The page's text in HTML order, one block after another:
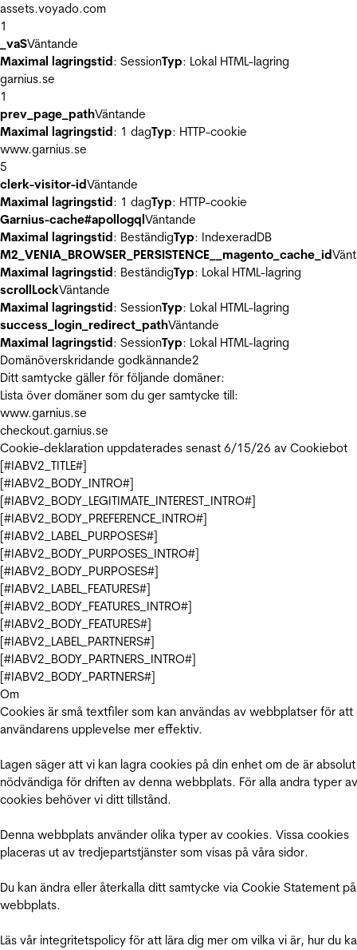
assets.voyado.com
1
_vaSVäntande
Maximal lagringstid: SessionTyp: Lokal HTML-lagring
garnius.se
1
prev_page_pathVäntande
Maximal lagringstid: 1 dagTyp: HTTP-cookie
www.garnius.se
5
clerk-visitor-idVäntande
Maximal lagringstid: 1 dagTyp: HTTP-cookie
Garnius-cache#apollogqlVäntande
Maximal lagringstid: BeständigTyp: IndexeradDB
M2_VENIA_BROWSER_PERSISTENCE__magento_cache_id
Maximal lagringstid: BeständigTyp: Lokal HTML-lagring
scrollLockVäntande
Maximal lagringstid: SessionTyp: Lokal HTML-lagring
success_login_redirect_pathVäntande
Maximal lagringstid: SessionTyp: Lokal HTML-lagring
Domänöverskridande godkännande2
Ditt samtycke gäller för följande domäner:
Lista över domäner som du ger samtycke till:
www.garnius.se
checkout.garnius.se
Cookie-deklaration uppdaterades senast 6/15/26 av Cookiebot
[#IABV2_TITLE#]
[#IABV2_BODY_INTRO#]
[#IABV2_BODY_LEGITIMATE_INTEREST_INTRO#]
[#IABV2_BODY_PREFERENCE_INTRO#]
[#IABV2_LABEL_PURPOSES#]
[#IABV2_BODY_PURPOSES_INTRO#]
[#IABV2_BODY_PURPOSES#]
[#IABV2_LABEL_FEATURES#]
[#IABV2_BODY_FEATURES_INTRO#]
[#IABV2_BODY_FEATURES#]
[#IABV2_LABEL_PARTNERS#]
[#IABV2_BODY_PARTNERS_INTRO#]
[#IABV2_BODY_PARTNERS#]
Om
Cookies är små textfiler som kan användas av webbplatser för att
användarens upplevelse mer effektiv.
Lagen säger att vi kan lagra cookies på din enhet om de är absolut
nödvändiga för driften av denna webbplats. För alla andra typer av
cookies behöver vi ditt tillstånd.
Denna webbplats använder olika typer av cookies. Vissa cookies
placeras ut av tredjepartstjänster som visas på våra sidor.
Du kan ändra eller återkalla ditt samtycke via Cookie Statement
webbplats.
Läs vår integritetspolicy för att lära dig mer om vilka vi är, hur du